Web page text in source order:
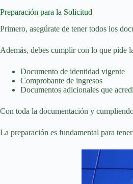
Preparación para la Solicitud
Primero, asegúrate de tener todos los
Además, debes cumplir con lo que pide
Documento de identidad vigente
Comprobante de ingresos
Documentos adicionales que
Con toda la documentación y
La preparación es fundamental para